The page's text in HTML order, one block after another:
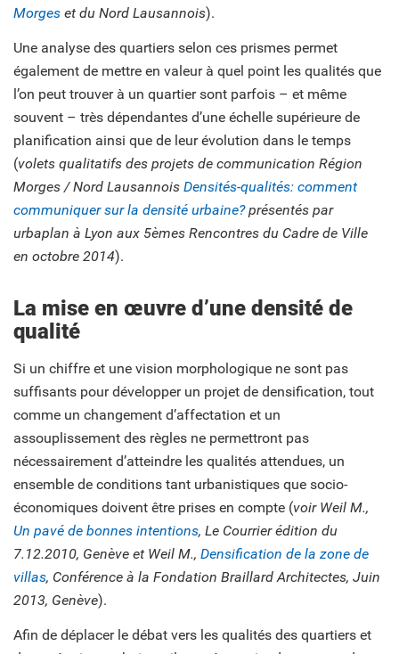
Morges et du Nord Lausannois).
Une analyse des quartiers selon ces prismes permet
également de mettre en valeur à quel point les qualités que
l’on peut trouver à un quartier sont parfois – et même
souvent – très dépendantes d’une échelle supérieure de
planification ainsi que de leur évolution dans le temps
(volets qualitatifs des projets de communication Région
Morges / Nord Lausannois Densités-qualités: comment
communiquer sur la densité urbaine?présentés par
urbaplan à Lyon aux 5èmes Rencontres du Cadre de Ville
en octobre 2014).
La mise en œuvre d’une densité de
qualité
Si un chiffre et une vision morphologique ne sont pas
suffisants pour développer un projet de densification, tout
comme un changement d’affectation et un
assouplissement des règles ne permettront pas
nécessairement d’atteindre les qualités attendues, un
ensemble de conditions tant urbanistiques que socio-
économiques doivent être prises en compte (voir Weil M.,
Un pavé de bonnes intentions, Le Courrier édition du
7.12.2010, Genève et Weil M., Densification de la zone de
villas, Conférence à la Fondation Braillard Architectes, Juin
2013, Genève).
Afin de déplacer le débat vers les qualités des quartiers et